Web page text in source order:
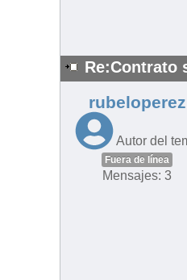
Re:Contrato
rubeloperez
Autor del
Fuera de línea
Mensajes: 3